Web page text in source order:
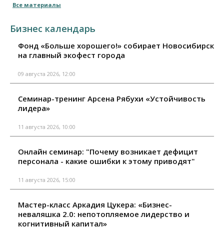
Все материалы
Бизнес календарь
Фонд «Больше хорошего!» собирает Новосибирск
на главный экофест города
09 августа 2026, 12:00
Семинар-тренинг Арсена Рябухи «Устойчивость
лидера»
11 августа 2026, 10:00
Онлайн семинар: "Почему возникает дефицит
персонала - какие ошибки к этому приводят"
11 августа 2026, 15:00
Мастер-класс Аркадия Цукера: «Бизнес-
неваляшка 2.0: непотопляемое лидерство и
когнитивный капитал»